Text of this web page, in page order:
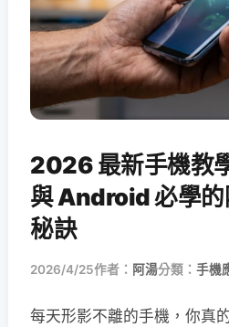
2026 最新手機教
與 Android 必學
秘訣
2026/4/25作者： 阿湯分類： 手機
每天形影不離的手機，你真